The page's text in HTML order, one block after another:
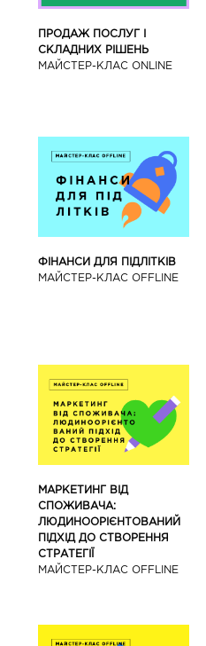
ПРОДАЖ ПОСЛУГ І
СКЛАДНИХ РІШЕНЬ
МАЙСТЕР-КЛАС ONLINE
ФІНАНСИ ДЛЯ ПІДЛІТКІВ
МАЙCТЕР-КЛАС OFFLINE
МАРКЕТИНГ ВІД
СПОЖИВАЧА:
ЛЮДИНООРІЄНТОВАНИЙ
ПІДХІД ДО СТВОРЕННЯ
СТРАТЕГІЇ
МАЙCТЕР-КЛАС OFFLINE